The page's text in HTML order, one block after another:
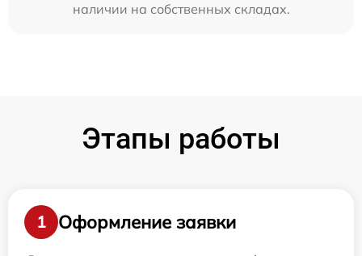
наличии на собственных складах.
Этапы работы
1
Оформление заявки